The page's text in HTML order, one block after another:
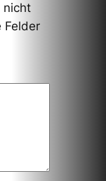
nicht
Felder